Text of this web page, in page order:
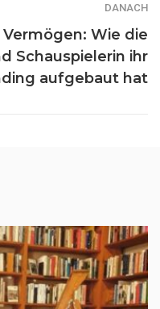
DANACH
Wie die
Schauspielerin ihr
aufgebaut hat